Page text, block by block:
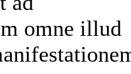
omne illud